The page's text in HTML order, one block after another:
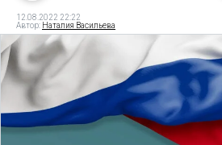
12.08.2022 22:22
Автор: Наталия Васильева